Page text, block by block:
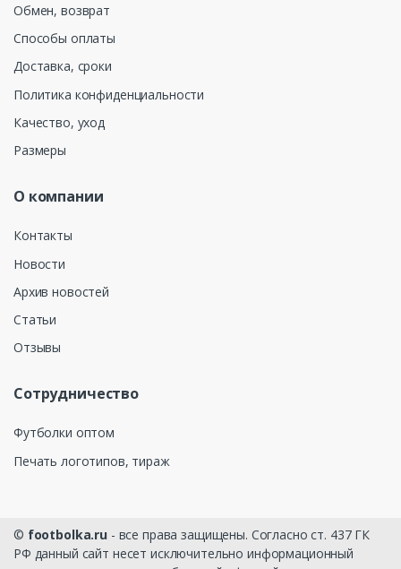
Обмен, возврат
Способы оплаты
Доставка, сроки
Политика конфиденциальности
Качество, уход
Размеры
О компании
Контакты
Новости
Архив новостей
Статьи
Отзывы
Сотрудничество
Футболки оптом
Печать логотипов, тираж
© footbolka.ru - все права защищены. Согласно ст. 437 ГК
РФ данный сайт несет исключительно информационный